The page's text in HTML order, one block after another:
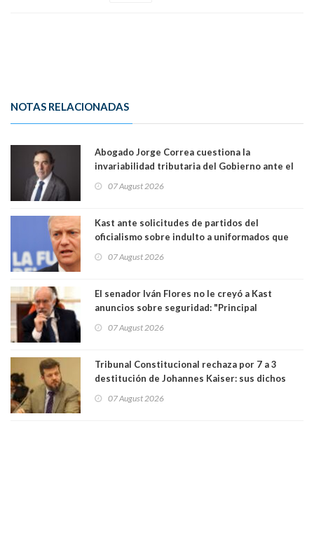
NOTAS RELACIONADAS
Abogado Jorge Correa cuestiona la
invariabilidad tributaria del Gobierno ante el
democracia” y "defendemos la alternancia en el
07 August 2026
Kast ante solicitudes de partidos del
oficialismo sobre indulto a uniformados que
07 August 2026
El senador Iván Flores no le creyó a Kast
anuncios sobre seguridad: "Principal
perseguir ruta del dinero y levantar secreto
07 August 2026
Tribunal Constitucional rechaza por 7 a 3
destitución de Johannes Kaiser: sus dichos
justicia constitucional porque no es diputado
07 August 2026